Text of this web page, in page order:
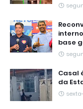
base
Casal
da